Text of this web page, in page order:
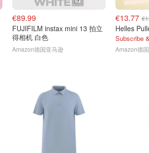
€89.99
FUJIFILM instax mini 13 拍立
得相机 白色
Amazon德国亚马逊
€13.77
Helles
Subscribe
Amazon德